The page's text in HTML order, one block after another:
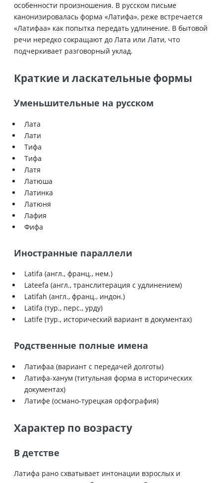
особенности произношения. В русском письме
канонизировалась форма «Латифа», реже встречается
«Латифаа» как попытка передать удлинение. В бытовой
речи нередко сокращают до Лата или Лати, что
подчеркивает разговорный уклад.
Краткие и ласкательные формы
Уменьшительные на русском
Лата
Лати
Тифа
Тифа
Латя
Латюша
Латинка
Латюня
Лафия
Фифа
Иностранные параллели
Latifa (англ., франц., нем.)
Lateefa (англ., транслитерация с удлинением)
Latifah (англ., франц., индон.)
Latifa (тур., перс., урду)
Latife (тур., исторический вариант в документах)
Родственные полные имена
Латифаа (вариант с передачей долготы)
Латифа-ханум (титульная форма в исторических
документах)
Латифе (османо-турецкая орфография)
Характер по возрасту
В детстве
Латифа рано схватывает интонации взрослых и